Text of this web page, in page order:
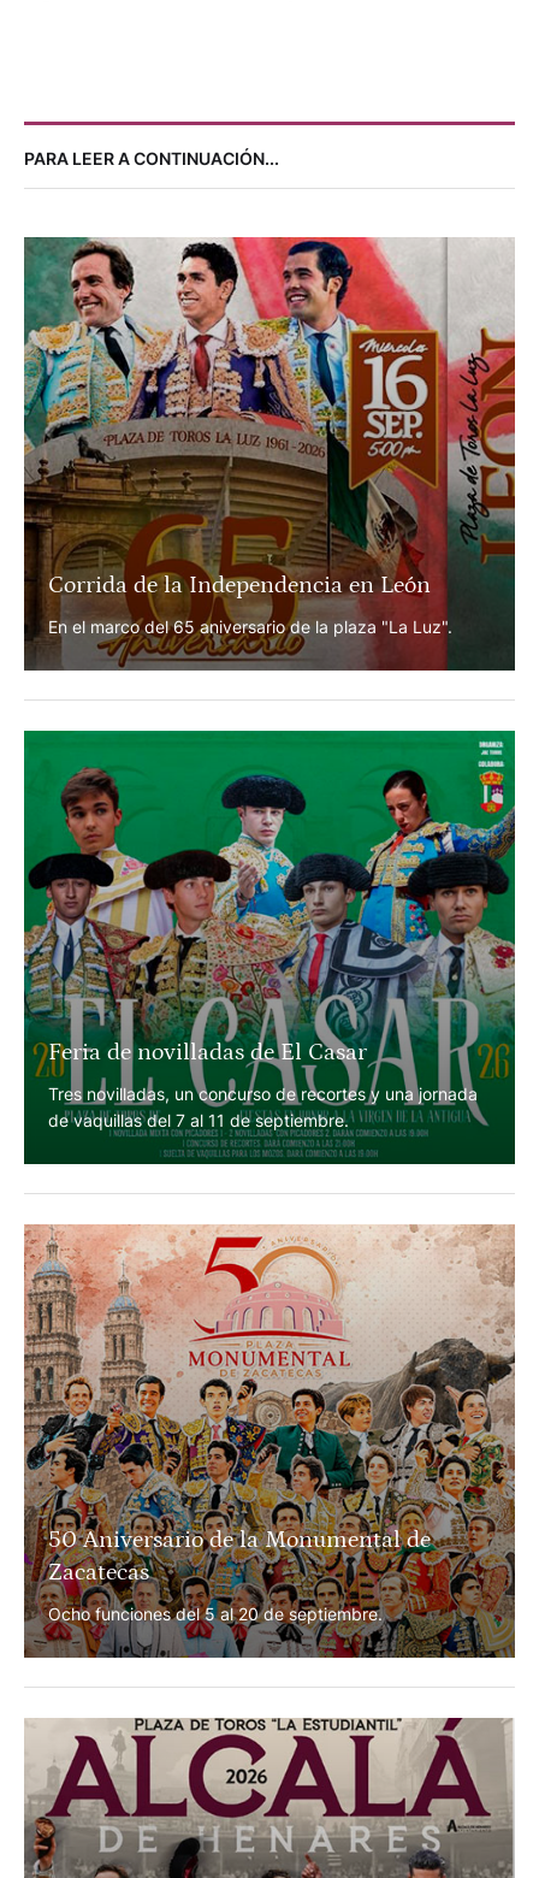
PARA LEER A CONTINUACIÓN...
Corrida de la Independencia en León
En el marco del 65 aniversario de la plaza "La Luz".
Feria de novilladas de El Casar
Tres novilladas, un concurso de recortes y una jornada
de vaquillas del 7 al 11 de septiembre.
50 Aniversario de la Monumental de
Zacatecas
Ocho funciones del 5 al 20 de septiembre.